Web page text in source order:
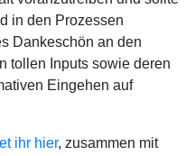
in den Prozessen
Dankeschön an den
tollen Inputs sowie deren
Eingehen auf
ihr hier, zusammen mit